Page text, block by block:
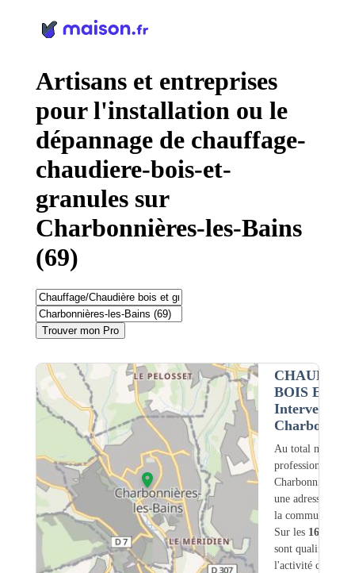
Artisans et entreprises
pour l'installation ou le
dépannage de chauffage-
chaudiere-bois-et-
granules sur
Charbonnières-les-Bains
(69)
Trouver mon Pro
BOIS ET
Intervention
Au total nous
professionnels
Charbonnières-
une adresse
la commune.
Sur les 1644
sont qualifiés
l'activité